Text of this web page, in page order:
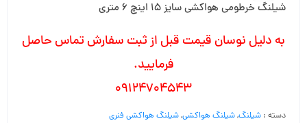
شیلنگ خرطومی هواکشی سایز 15 اینچ 6 متری
به دلیل نوسان قیمت قبل از ثبت سفارش تماس حاصل
فرمایید.
09124704543
دسته : شیلنگ,شیلنگ هواکشی,شیلنگ هواکشی فنری